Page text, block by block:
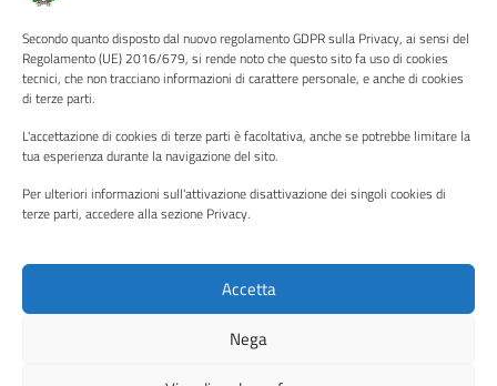
Secondo quanto disposto dal nuovo regolamento GDPR sulla Privacy, ai sensi del
Regolamento (UE) 2016/679, si rende noto che questo sito fa uso di cookies
tecnici, che non tracciano informazioni di carattere personale, e anche di cookies
di terze parti.
L'accettazione di cookies di terze parti è facoltativa, anche se potrebbe limitare la
tua esperienza durante la navigazione del sito.
Per ulteriori informazioni sull'attivazione disattivazione dei singoli cookies di
terze parti, accedere alla sezione Privacy.
Accetta
Nega
Albo pretorio
Informativa privacy
Note legali
Piano di miglioramento del sito
Instagram